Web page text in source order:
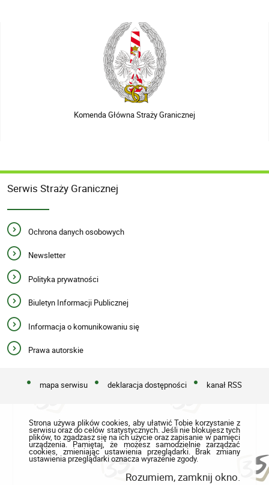
Komenda Główna Straży Granicznej
Serwis Straży Granicznej
Ochrona danych osobowych
Newsletter
Polityka prywatności
Biuletyn Informacji Publicznej
Informacja o komunikowaniu się
Prawa autorskie
mapa serwisu deklaracja dostępności kanał RSS
Strona używa plików cookies, aby ułatwić Tobie korzystanie z
serwisu oraz do celów statystycznych. Jeśli nie blokujesz tych
plików, to zgadzasz się na ich użycie oraz zapisanie w pamięci
urządzenia. Pamiętaj, że możesz samodzielnie zarządzać
cookies, zmieniając ustawienia przeglądarki. Brak zmiany
ustawienia przeglądarki oznacza wyrażenie zgody.
Rozumiem, zamknij okno.